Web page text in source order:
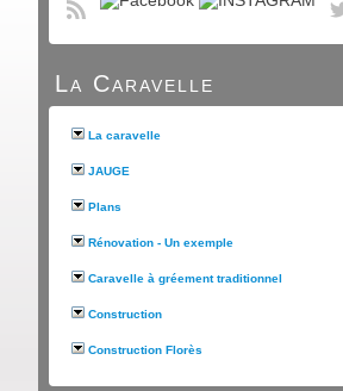
La Caravelle
La caravelle
JAUGE
Plans
Rénovation - Un exemple
Caravelle à gréement traditionnel
Construction
Construction Florès